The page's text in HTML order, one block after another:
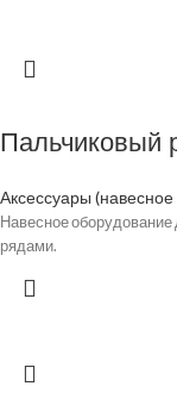
Пальчиковый
Аксессуары
Навесное
рядами.